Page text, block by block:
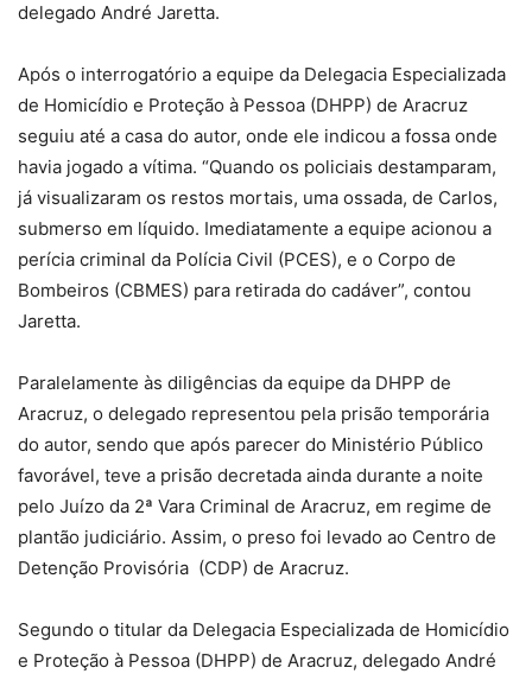
delegado André Jaretta.
Após o interrogatório a equipe da Delegacia Especializada
de Homicídio e Proteção à Pessoa (DHPP) de Aracruz
seguiu até a casa do autor, onde ele indicou a fossa onde
havia jogado a vítima. “Quando os policiais destamparam,
já visualizaram os restos mortais, uma ossada, de Carlos,
submerso em líquido. Imediatamente a equipe acionou a
perícia criminal da Polícia Civil (PCES), e o Corpo de
Bombeiros (CBMES) para retirada do cadáver”, contou
Jaretta.
Paralelamente às diligências da equipe da DHPP de
Aracruz, o delegado representou pela prisão temporária
do autor, sendo que após parecer do Ministério Público
favorável, teve a prisão decretada ainda durante a noite
pelo Juízo da 2ª Vara Criminal de Aracruz, em regime de
plantão judiciário. Assim, o preso foi levado ao Centro de
Detenção Provisória (CDP) de Aracruz.
Segundo o titular da Delegacia Especializada de Homicídio
e Proteção à Pessoa (DHPP) de Aracruz, delegado André